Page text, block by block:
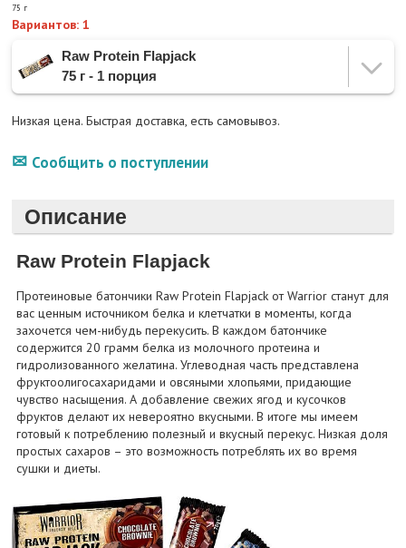
75 г
Вариантов: 1
Raw Protein Flapjack
75 г - 1 порция
Низкая цена. Быстрая доставка, есть самовывоз.
Сообщить о поступлении
Описание
Raw Protein Flapjack
Протеиновые батончики Raw Protein Flapjack от Warrior станут для
вас ценным источником белка и клетчатки в моменты, когда
захочется чем-нибудь перекусить. В каждом батончике
содержится 20 грамм белка из молочного протеина и
гидролизованного желатина. Углеводная часть представлена
фруктоолигосахаридами и овсяными хлопьями, придающие
чувство насыщения. А добавление свежих ягод и кусочков
фруктов делают их невероятно вкусными. В итоге мы имеем
готовый к потреблению полезный и вкусный перекус. Низкая доля
простых сахаров – это возможность потреблять их во время
сушки и диеты.